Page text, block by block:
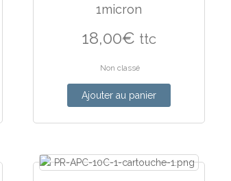
1micron
18,00€ ttc
Non classé
Ajouter au panier